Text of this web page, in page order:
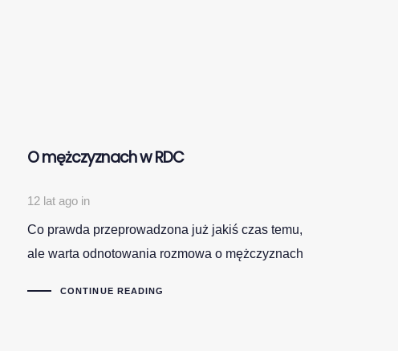
O mężczyznach w RDC
12 lat ago in
Co prawda przeprowadzona już jakiś czas temu,
ale warta odnotowania rozmowa o mężczyznach
CONTINUE READING